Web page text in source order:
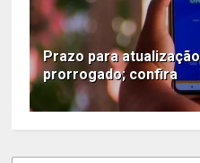
Prazo para
prorrogado; confira